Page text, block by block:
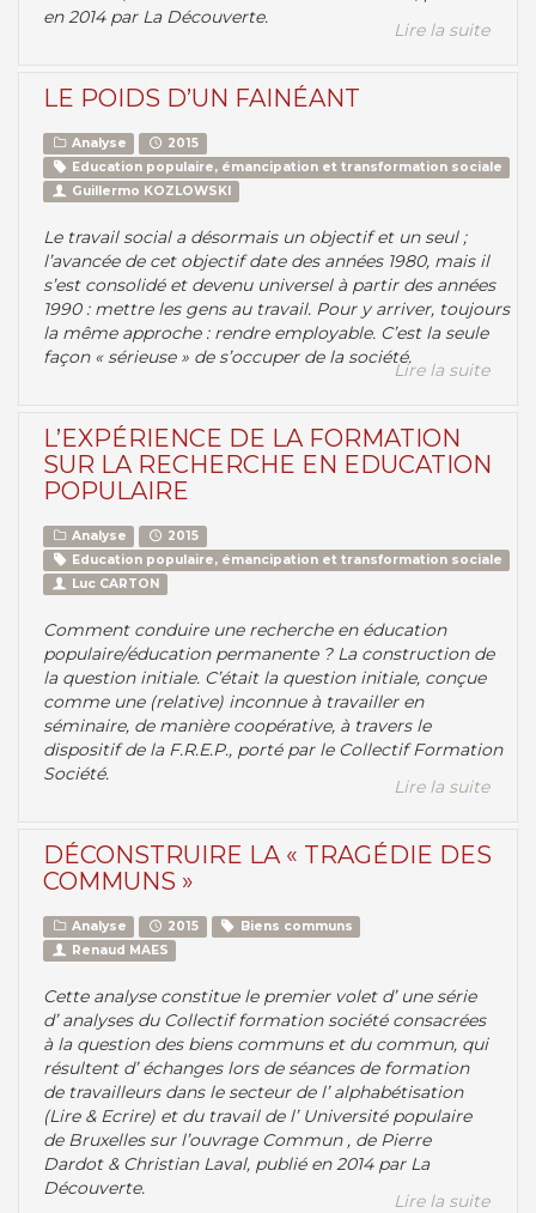
en 2014 par La Découverte.
Lire la suite
LE POIDS D’UN FAINÉANT
Analyse
2015
Education populaire, émancipation et transformation sociale
Guillermo KOZLOWSKI
Le travail social a désormais un objectif et un seul ;
l’avancée de cet objectif date des années 1980, mais il
s’est consolidé et devenu universel à partir des années
1990 : mettre les gens au travail. Pour y arriver, toujours
la même approche : rendre employable. C’est la seule
façon « sérieuse » de s’occuper de la société.
Lire la suite
L’EXPÉRIENCE DE LA FORMATION
SUR LA RECHERCHE EN EDUCATION
POPULAIRE
Analyse
2015
Education populaire, émancipation et transformation sociale
Luc CARTON
Comment conduire une recherche en éducation
populaire/éducation permanente ? La construction de
la question initiale. C’était la question initiale, conçue
comme une (relative) inconnue à travailler en
séminaire, de manière coopérative, à travers le
dispositif de la F.R.E.P., porté par le Collectif Formation
Société.
Lire la suite
DÉCONSTRUIRE LA « TRAGÉDIE DES
COMMUNS »
Analyse 2015
Biens communs
Renaud MAES
Cette analyse constitue le premier volet d’ une série
d’ analyses du Collectif formation société consacrées
à la question des biens communs et du commun, qui
résultent d’ échanges lors de séances de formation
de travailleurs dans le secteur de l’ alphabétisation
(Lire & Ecrire) et du travail de l’ Université populaire
de Bruxelles sur l’ouvrage Commun , de Pierre
Dardot & Christian Laval, publié en 2014 par La
Découverte.
Lire la suite